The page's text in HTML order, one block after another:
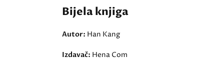
Bijela knjiga
Autor: Han Kang
Izdavač: Hena Com